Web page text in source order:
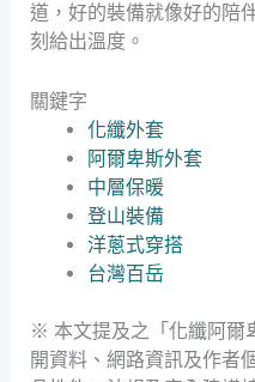
道，好的裝備就像好的陪
刻給出溫度。
關鍵字
化纖外套
阿爾卑斯外套
中層保暖
登山裝備
洋蔥式穿搭
台灣百岳
※ 本文提及之「化纖阿爾
開資料、網路資訊及作者